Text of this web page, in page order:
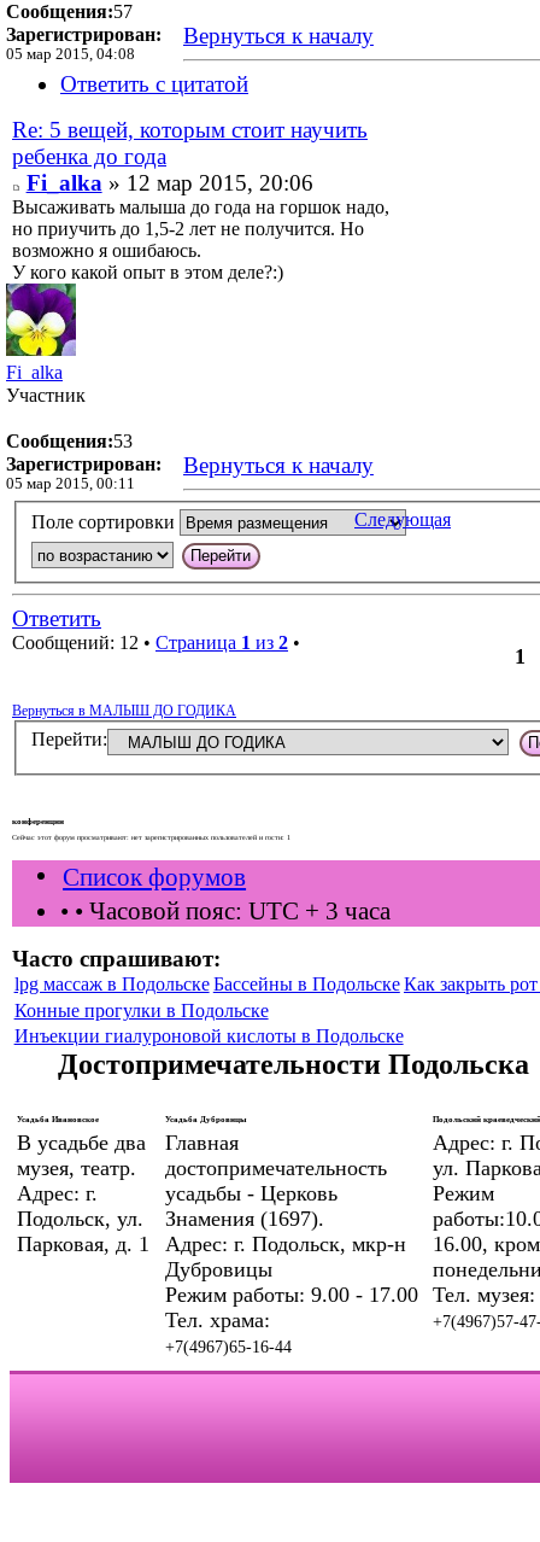
Сообщения:57
Зарегистрирован:
05 мар 2015, 04:08
Вернуться к началу
Ответить с цитатой
Re: 5 вещей, которым стоит научить
ребенка до года
Fi_alka» 12 мар 2015, 20:06
Высаживать малыша до года на горшок надо,
но приучить до 1,5-2 лет не получится. Но
возможно я ошибаюсь.
У кого какой опыт в этом деле?:)
Fi_alka
Участник
Сообщения:53
Зарегистрирован:
05 мар 2015, 00:11
Вернуться к началу
Следующая
Поле сортировки
Ответить
Сообщений: 12 • Страница 1 из 2 •
1
Вернуться в МАЛЫШ ДО ГОДИКА
Перейти:
конференции
Сейчас этот форум просматривают: нет зарегистрированных пользователей и гости: 1
Список форумов
• • Часовой пояс: UTC + 3 часа
Часто спрашивают:
lpg массаж в Подольске Бассейны в ПодольскеКак закрыть
Конные прогулки в Подольске
Инъекции гиалуроновой кислоты в Подольске
Достопримечательности Подольска
Усадьба Ивановское
В усадьбе два
музея, театр.
Адрес: г.
Подольск, ул.
Парковая, д. 1
Усадьба Дубровицы
Главная
достопримечательность
усадьбы - Церковь
Знамения (1697).
Адрес: г. Подольск, мкр-н
Дубровицы
Режим работы: 9.00 - 17.00
Тел. храма:
+7(4967)65-16-44
Подольский
Адрес: г.
ул.
Режим
16.00,
Тел. музея:
+7(4967)57-